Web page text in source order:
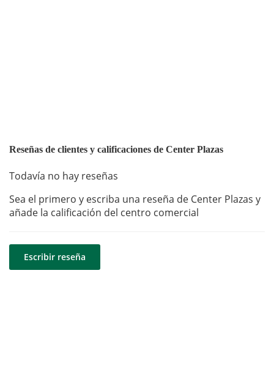
Reseñas de clientes y calificaciones de Center Plazas
Todavía no hay reseñas
Sea el primero y escriba una reseña de Center Plazas y
añade la calificación del centro comercial
Escribir reseña